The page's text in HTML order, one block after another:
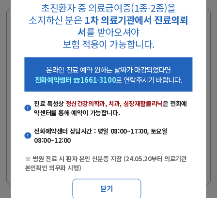
초진환자 중 의료급여증(1종∙2종)을
소지하신 분은 1차 의료기관에서 진료의뢰
서를 받아오셔야
보험 적용이 가능합니다.
온라인 진료 예약 원하는 날짜가 마감되었다면
전화예약센터 ☎1661-3100로 연락주시기 바랍니다.
진료 특성상 정신건강의학과, 치과, 심장재활클리닉은 전화예
약센터를 통해 예약이 가능합니다.
전화예약센터 상담시간 : 평일 08:00~17:00, 토요일
08:00~12:00
※ 병원 진료 시 환자 본인 신분증 지참 (24.05.20부터 의료기관
본인확인 의무화 시행)
닫기
외래진료 예약 전 안내사항
정신건강의학과, 치과, 심장재활클리닉
터를 통해 예약이 가능합니다.
온라인 진료 예약 원하는 날짜가 마감되었다면, 전화예약센터
(☎1661-3100)로 연락주시기 바랍니다.
(상담시간 : 평일 08:00~17:00, 토요일 08:00~12:00)
병원 진료 시 환자 본인 신분증을 꼭 지참하시기 바랍니다.
※ 개명 또는 자녀 등의 실명인증 등록은[사이렌24>실명등록 바로
가기]에서 진행하세요.